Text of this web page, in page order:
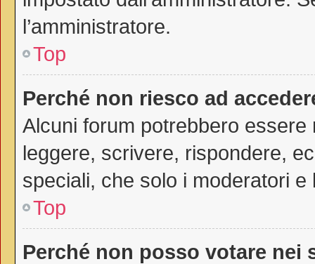
l’amministratore.
Top
Perché non riesco ad
Alcuni forum potrebbero
leggere, scrivere, rispondere,
speciali, che solo i moderatori
Top
Perché non posso votare nei